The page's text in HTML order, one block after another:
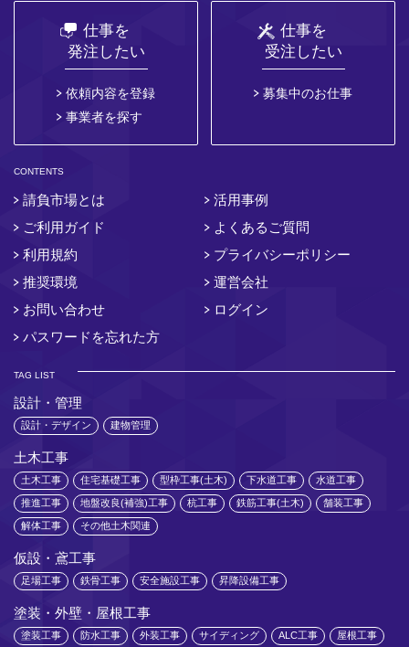
仕事を
発注したい
依頼内容を登録
事業者を探す
仕事を
受注したい
募集中のお仕事
CONTENTS
請負市場とは
活用事例
ご利用ガイド
よくあるご質問
利用規約
プライバシーポリシー
推奨環境
運営会社
お問い合わせ
ログイン
パスワードを忘れた方
TAG LIST
設計・管理
設計・デザイン 建物管理
土木工事
土木工事 住宅基礎工事 型枠工事(土木) 下水道工事 水道工事
推進工事 地盤改良(補強)工事 杭工事 鉄筋工事(土木) 舗装工事
解体工事 その他土木関連
仮設・鳶工事
足場工事 鉄骨工事 安全施設工事 昇降設備工事
塗装・外壁・屋根工事
塗装工事 防水工事 外装工事 サイディング ALC工事 屋根工事